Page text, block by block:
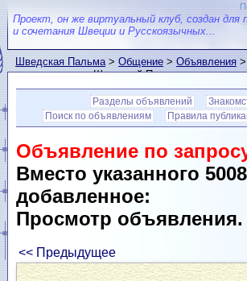
Проект, он же виртуальный клуб, создан для
и сочетания Швеции и Русскоязычных...
Шведская Пальма>Общение>Объявления>
пользователем Шведской Пальмы
Разделы объявлений
Поиск по объявлениям
Правила
Объявление по
Вместо указанного
добавленное:
Просмотр
<< Предыдущее